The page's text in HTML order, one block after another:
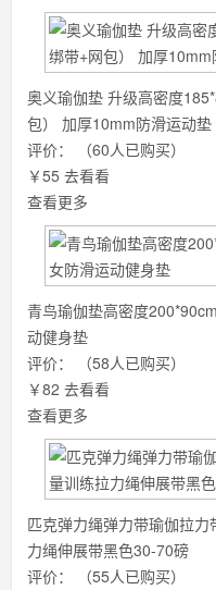
奥义瑜伽垫 升级高密度
包） 加厚10mm防滑运动垫
评价：
（60人已购买）
￥55 去看看
查看更多
青鸟瑜伽垫高密度
动健身垫
评价：
（58人已购买）
￥82 去看看
查看更多
匹克弹力绳弹力带瑜伽拉
力绳伸展带黑色30-70磅
评价：
（55人已购买）